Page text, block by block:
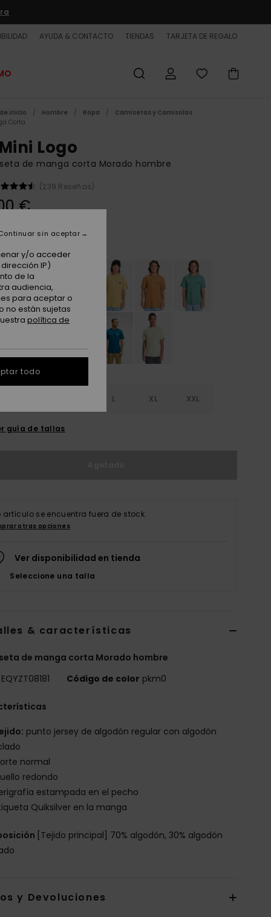
AYUDA & CONTACTO TIENDAS TARJETA DE REGALO
inicio Hombre Ropa
Camisetas y Camisolas
Corta
Logo
de manga corta Morado hombre
(239 Reseñas)
€
L XL XXL
guía de tallas
artículo se encuentra fuera de stock.
otras opciones
Ver disponibilidad en tienda
Seleccione una talla
& características
de manga corta Morado hombre
EQYZT08181 Código de color pkm0
punto jersey de algodón regular con algodón
normal
redondo
estampada en el pecho
Quiksilver en la manga
[Tejido principal] 70% algodón, 30% algodón
y Devoluciones
y/o acceder
IP)
de la
audiencia,
para aceptar o
no están sujetas
política de
sin aceptar
todo